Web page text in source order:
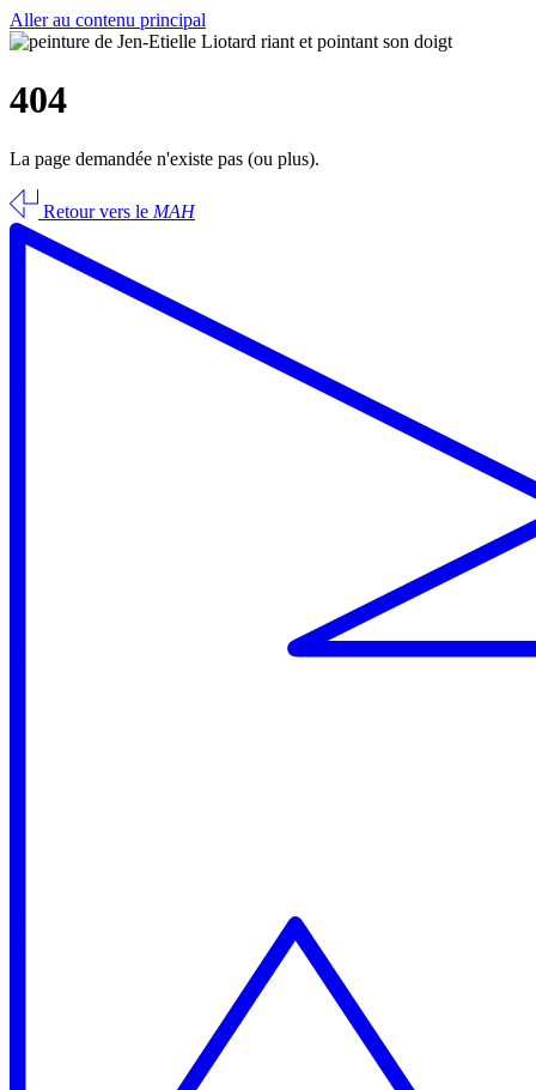
Aller au contenu principal
404
La page demandée n'existe pas (ou plus).
Retour vers le MAH